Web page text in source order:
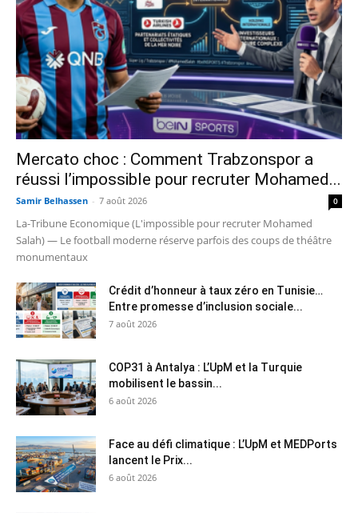
Mercato choc : Comment Trabzonspor a
réussi l’impossible pour recruter Mohamed...
Samir Belhassen - 7 août 2026 0
La-Tribune Economique (L'impossible pour recruter Mohamed
Salah) — Le football moderne réserve parfois des coups de théâtre
monumentaux
Crédit d’honneur à taux zéro en Tunisie…
Entre promesse d’inclusion sociale...
7 août 2026
COP31 à Antalya : L’UpM et la Turquie
mobilisent le bassin...
6 août 2026
Face au défi climatique : L’UpM et MEDPorts
lancent le Prix...
6 août 2026